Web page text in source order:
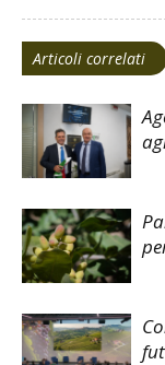
Articoli correlati